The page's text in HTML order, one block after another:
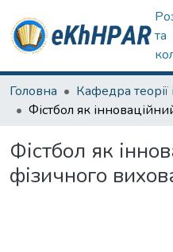
та
Головна
Фістбол як
фізичного